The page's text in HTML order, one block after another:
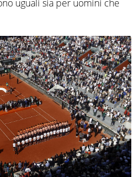
uguali sia per uomini che